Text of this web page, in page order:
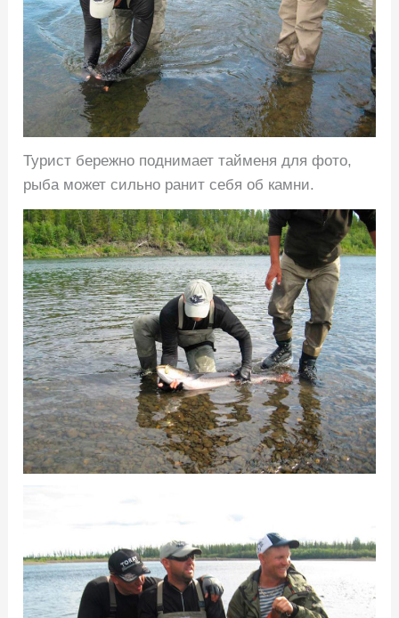
Турист бережно поднимает тайменя для фото,
рыба может сильно ранит себя об камни.